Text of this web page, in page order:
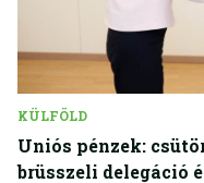
KÜLFÖLD
Uniós pénzek:
brüsszeli delegáció